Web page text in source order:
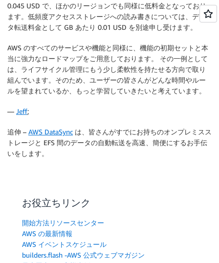
0.045 USD で、ほかのリージョンでも同様に低料金となっており
ます。低頻度アクセスストレージへの読み書きについては、デー
タ転送料金として GB あたり 0.01 USD を別途申し受けます。
AWS のすべてのサービスや機能と同様に、機能の初期セットと本
当に強力なロードマップをご用意しております。 その一例として
は、ライフサイクル管理にもう少し柔軟性を持たせる方向で取り
組んでいます。そのため、ユーザーの皆さんがどんな時間やルー
ルを望まれているか、もっと学習していきたいと考えています。
— Jeff;
追伸 – AWS DataSync は、皆さんがすでにお持ちのオンプレミスス
トレージと EFS 間のデータの自動転送を高速、簡便にするお手伝
いをします。
お役立ちリンク
開始方法リソースセンター
AWS の最新情報
AWS イベントスケジュール
builders.flash -AWS 公式ウェブマガジン